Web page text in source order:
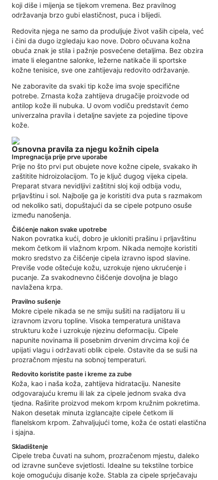
koji diše i mijenja se tijekom vremena. Bez pravilnog
održavanja brzo gubi elastičnost, puca i blijedi.
Redovita njega ne samo da produljuje život vaših cipela, već
i čini da dugo izgledaju kao nove. Dobro očuvana kožna
obuća znak je stila i pažnje posvećene detaljima. Bez obzira
imate li elegantne salonke, ležerne natikače ili sportske
kožne tenisice, sve one zahtijevaju redovito održavanje.
Ne zaboravite da svaki tip kože ima svoje specifične
potrebe. Zrnasta koža zahtijeva drugačije proizvode od
antilop kože ili nubuka. U ovom vodiču predstavit ćemo
univerzalna pravila i detaljne savjete za pojedine tipove
kože.
Osnovna pravila za njegu kožnih cipela
Impregnacija prije prve uporabe
Prije no što prvi put obujete nove kožne cipele, svakako ih
zaštitite hidroizolacijom. To je ključ dugog vijeka cipela.
Preparat stvara nevidljivi zaštitni sloj koji odbija vodu,
prljavštinu i sol. Najbolje ga je koristiti dva puta s razmakom
od nekoliko sati, dopuštajući da se cipele potpuno osuše
između nanošenja.
Čišćenje nakon svake upotrebe
Nakon povratka kući, dobro je ukloniti prašinu i prljavštinu
mekom četkom ili vlažnom krpom. Nikada nemojte koristiti
mokro sredstvo za čišćenje cipela izravno ispod slavine.
Previše vode oštećuje kožu, uzrokuje njeno ukrućenje i
pucanje. Za svakodnevno čišćenje dovoljna je blago
navlažena krpa.
Pravilno sušenje
Mokre cipele nikada se ne smiju sušiti na radijatoru ili u
izravnom izvoru topline. Visoka temperatura uništava
strukturu kože i uzrokuje njezinu deformaciju. Cipele
napunite novinama ili posebnim drvenim drvcima koji će
upijati vlagu i održavati oblik cipele. Ostavite da se suši na
prozračnom mjestu na sobnoj temperaturi.
Redovito koristite paste i kreme za zube
Koža, kao i naša koža, zahtijeva hidrataciju. Nanesite
odgovarajuću kremu ili lak za cipele jednom svaka dva
tjedna. Raširite proizvod mekom krpom kružnim pokretima.
Nakon desetak minuta izglancajte cipele četkom ili
flanelskom krpom. Zahvaljujući tome, koža će ostati elastična
i sjajna.
Skladištenje
Cipele treba čuvati na suhom, prozračenom mjestu, daleko
od izravne sunčeve svjetlosti. Idealne su tekstilne torbice
koje omogućuju disanje kože. Stabla za cipele sprječavaju